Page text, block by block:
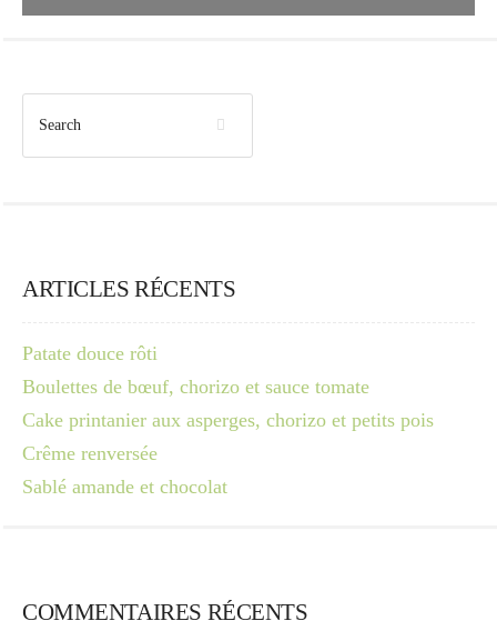
ARTICLES RÉCENTS
Patate douce rôti
Boulettes de bœuf, chorizo et sauce tomate
Cake printanier aux asperges, chorizo et petits pois
Crême renversée
Sablé amande et chocolat
COMMENTAIRES RÉCENTS